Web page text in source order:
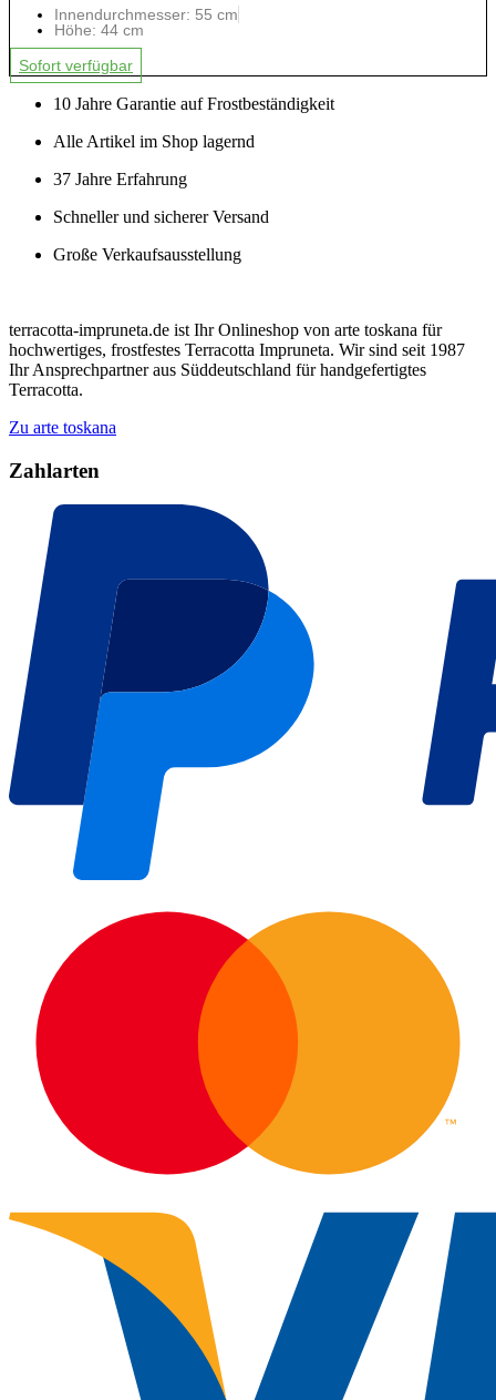
Innendurchmesser: 55 cm
Höhe: 44 cm
Sofort verfügbar
10 Jahre Garantie auf Frostbeständigkeit
Alle Artikel im Shop lagernd
37 Jahre Erfahrung
Schneller und sicherer Versand
Große Verkaufsausstellung
terracotta-impruneta.de ist Ihr Onlineshop von arte toskana für
hochwertiges, frostfestes Terracotta Impruneta. Wir sind seit 1987
Ihr Ansprechpartner aus Süddeutschland für handgefertigtes
Terracotta.
Zu arte toskana
Zahlarten